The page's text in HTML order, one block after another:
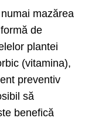
mazărea
de
plantei
(vitamina),
preventiv
să
benefică